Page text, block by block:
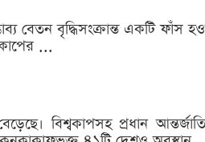
বেতন বৃদ্ধিসংক্রান্ত একটি ফাঁস
...
বিশ্বকাপসহ প্রধান